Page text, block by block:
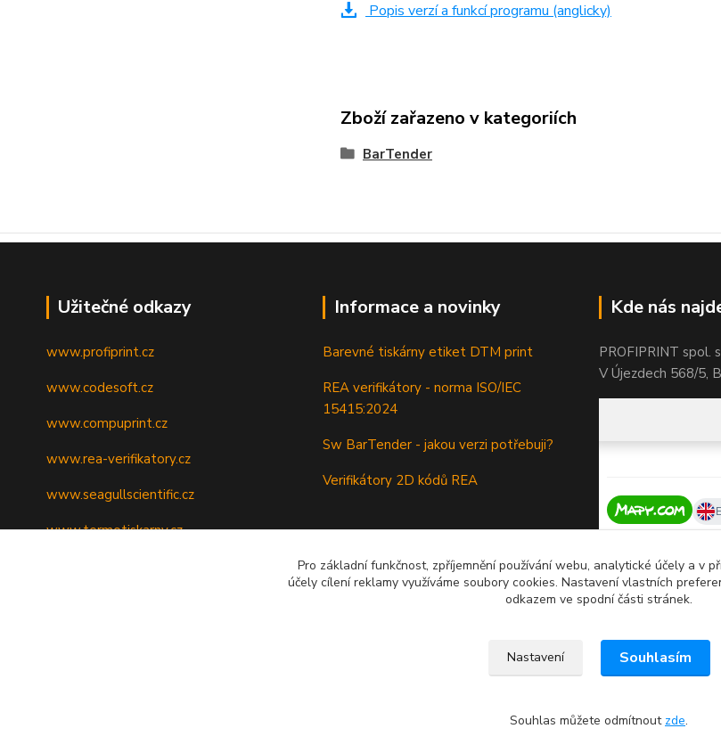
Popis verzí a funkcí programu (anglicky)
Zboží zařazeno v kategoriích
BarTender
Užitečné odkazy
www.profiprint.cz
www.codesoft.cz
www.compuprint.cz
www.rea-verifikatory.cz
www.seagullscientific.cz
www.termotiskarny.cz
Informace a novinky
Barevné tiskárny etiket DTM print
REA verifikátory - norma ISO/IEC
15415:2024
Sw BarTender - jakou verzi potřebuji?
Verifikátory 2D kódů REA
Kde nás
PROFIPRINT spol.
V Újezdech 568/5,
Pro základní funkčnost, zpříjemnění používání webu, analytické účely a v
účely cílení reklamy využíváme soubory cookies. Nastavení vlastních
odkazem ve spodní části stránek.
Nastavení Souhlasím
Souhlas můžete odmítnout zde.